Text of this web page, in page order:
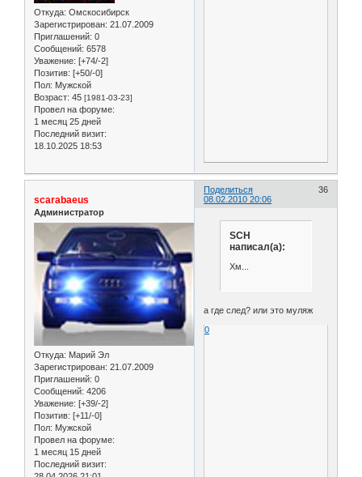
Откуда: Омскосибирск
Зарегистрирован: 21.07.2009
Приглашений: 0
Сообщений: 6578
Уважение: [+74/-2]
Позитив: [+50/-0]
Пол: Мужской
Возраст: 45 [1981-03-23]
Провел на форуме:
1 месяц 25 дней
Последний визит:
18.10.2025 18:53
Поделиться
36
08.02.2010 20:06
scarabaeus
Администратор
Откуда: Марий Эл
Зарегистрирован: 21.07.2009
Приглашений: 0
Сообщений: 4206
Уважение: [+39/-2]
Позитив: [+11/-0]
Пол: Мужской
Провел на форуме:
1 месяц 15 дней
Последний визит:
SCH
написал(а):
Хм...
а где след? или это муляж
0